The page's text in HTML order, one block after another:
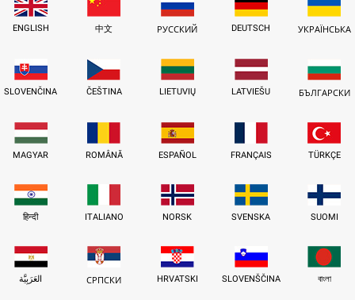
ENGLISH 中文 РУССКИЙ DEUTSCH УКРАЇНСЬКА
SLOVENČINA ČEŠTINA LIETUVIŲ LATVIEŠU БЪЛГАРСКИ
MAGYAR ROMÂNĂ ESPAÑOL FRANÇAIS TÜRKÇE
हिन्दी ITALIANO NORSK SVENSKA SUOMI
العَرَبِيَّة СРПСКИ HRVATSKI SLOVENŠČINA বাংলা